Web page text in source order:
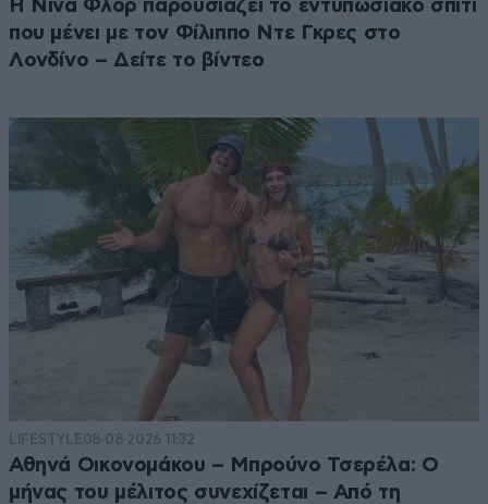
Η Νίνα Φλορ παρουσιάζει το εντυπωσιακό σπίτι
που μένει με τον Φίλιππο Ντε Γκρες στο
Λονδίνο – Δείτε το βίντεο
LIFESTYLE08·08·2026 11:32
Αθηνά Οικονομάκου – Μπρούνο Τσερέλα: Ο
μήνας του μέλιτος συνεχίζεται – Από τη